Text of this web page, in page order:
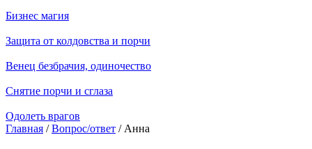
Бизнес магия
Защита от колдовства и порчи
Венец безбрачия, одиночество
Снятие порчи и сглаза
Одолеть врагов
Главная /Вопрос/ответ / Анна